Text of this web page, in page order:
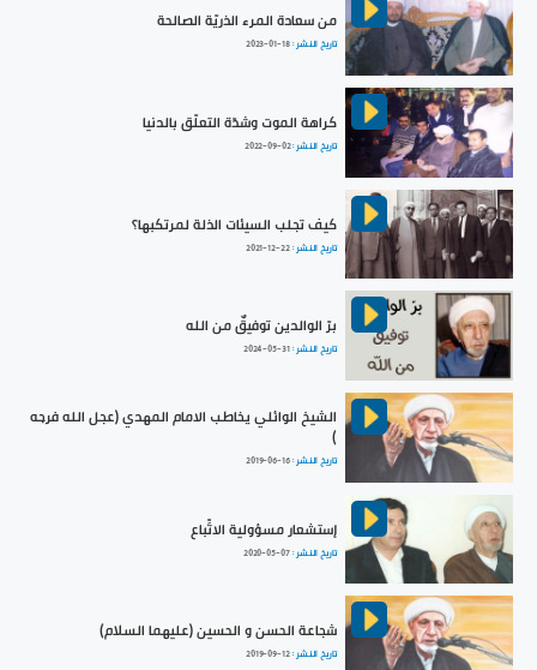
من سعادة المرء الذريّة الصالحة
تاريخ النشر :2023-01-18
كراهة الموت وشدّة التعلّق بالدنيا
تاريخ النشر :2022-09-02
كيف تجلب السيئات الذلة لمرتكبها؟
تاريخ النشر :2021-12-22
برّ الوالدين توفيقٌ من الله
تاريخ النشر :2024-05-31
الشيخ الوائلي يخاطب الامام المهدي (عجل الله فرجه
)
تاريخ النشر :2019-06-16
إستشعار مسؤولية الاتِّباع
تاريخ النشر :2020-05-07
شجاعة الحسن و الحسين (عليهما السلام)
تاريخ النشر :2019-09-12